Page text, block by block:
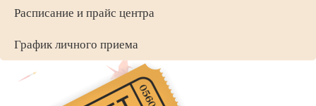
Расписание и прайс центра
График личного приема